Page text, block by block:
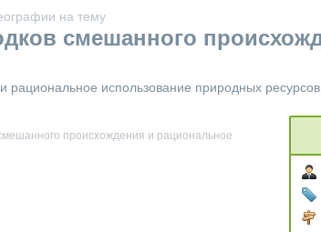
на тему
смешанного
использование природных ресурсов
происхождения и рациональное